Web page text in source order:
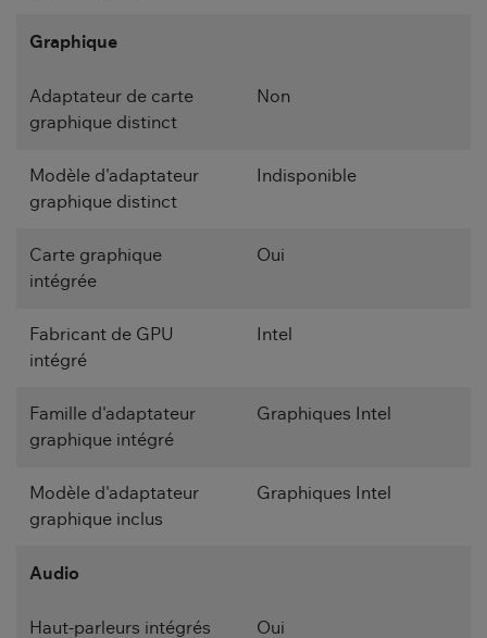
Graphique
Adaptateur de carte
graphique distinct
Non
Modèle d'adaptateur
graphique distinct
Indisponible
Carte graphique
intégrée
Oui
Fabricant de GPU
intégré
Intel
Famille d'adaptateur
graphique intégré
Graphiques Intel
Modèle d'adaptateur
graphique inclus
Graphiques Intel
Audio
Haut-parleurs intégrés Oui